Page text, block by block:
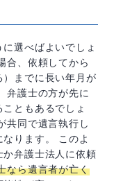
選べばよいでしょ
合、依頼してから
までに長い年月が
弁護士の方が先に
ともあるでしょ
共同で遺言執行し
ります。 このよ
弁護士法人に依頼
なら遺言者が亡く